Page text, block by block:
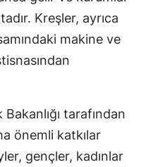
Kreşler, ayrıca
makine ve
tarafından
önemli katkılar
gençler, kadınlar